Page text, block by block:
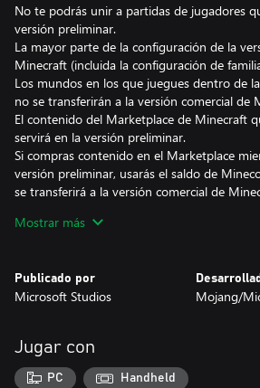
No te podrás unir a partidas de jugadores
versión preliminar.
La mayor parte de la configuración de la
Minecraft (incluida la configuración de
Los mundos en los que juegues dentro de
no se transferirán a la versión comercial de
El contenido del Marketplace de Minecraft
servirá en la versión preliminar.
Si compras contenido en el Marketplace
versión preliminar, usarás el saldo de
se transferirá a la versión comercial de
estables y no representen la calidad de la
Mostrar más
Publicado por
Microsoft Studios Mojang/
Jugar con
PC Handheld